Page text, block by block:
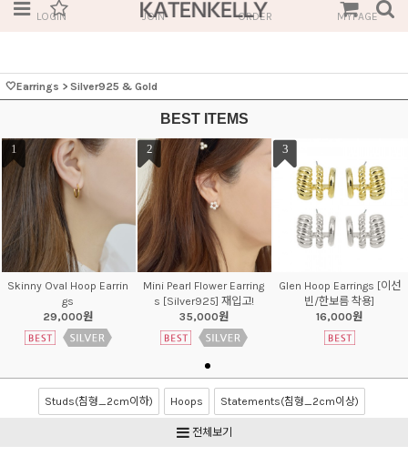
LOGIN JOIN ORDER MYPAGE
🤍Earrings > Silver925 & Gold
BEST ITEMS
1
Skinny Oval Hoop Earrin
gs
29,000원
2
Mini Pearl Flower Earring
s [Silver925] 재입고!
35,000원
3
Glen Hoop Earrings [이선
빈/한보름 착용]
16,000원
Studs(침형_2cm이하) Hoops Statements(침형_2cm이상)
Silver925 & Gold Non pierced
전체보기